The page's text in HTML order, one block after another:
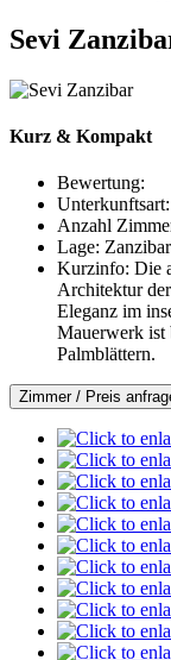
Sevi
Kurz & Kompakt
Bewertung:
Unterkunftsart:
Anzahl
Lage:
Kurzinfo: Die
Architektur
Eleganz im
Mauerwerk ist
Palmblättern.
Zimmer / Preis